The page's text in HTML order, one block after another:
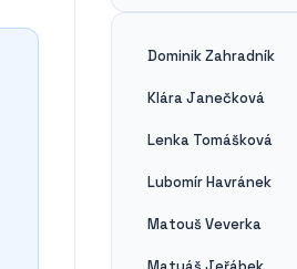
Dominik Zahradník
Klára Janečková
Lenka Tomášková
Lubomír Havránek
Matouš Veverka